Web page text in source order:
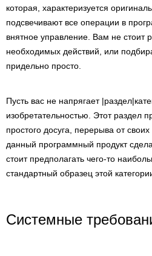
которая, характеризуется
подсвечивают все операции в
внятное управление. Вам не стоит
необходимых действий, или
придельно просто.
Пусть вас не напрягает
изобретательностью. Этот раздел
простого досуга, перерыва от
данный программный продукт
стоит предполагать чего-то
стандартный образец этой
Системные